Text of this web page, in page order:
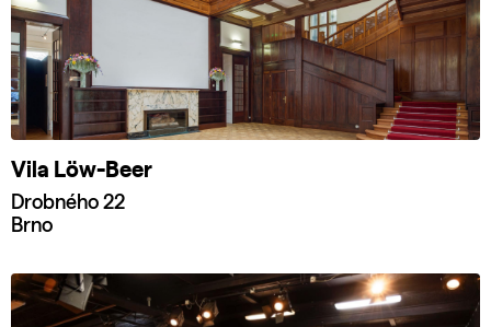
Vila Löw-Beer
Drobného 22
Brno